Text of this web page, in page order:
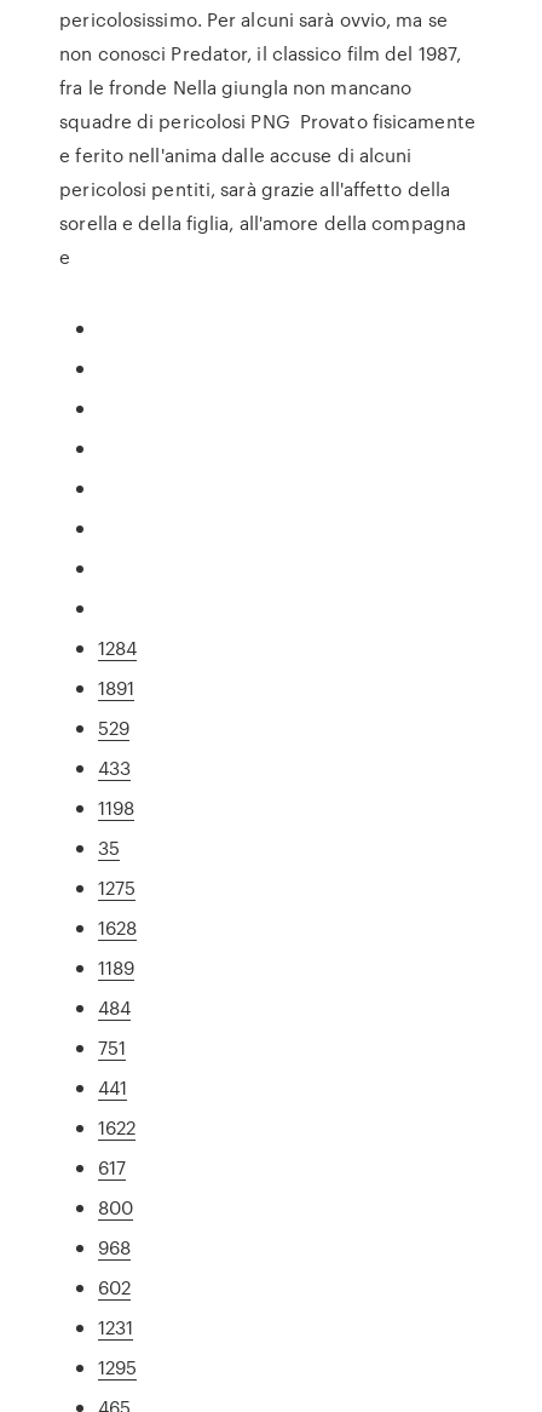
pericolosissimo. Per alcuni sarà ovvio, ma se
non conosci Predator, il classico film del 1987,
fra le fronde Nella giungla non mancano
squadre di pericolosi PNG Provato fisicamente
e ferito nell'anima dalle accuse di alcuni
pericolosi pentiti, sarà grazie all'affetto della
sorella e della figlia, all'amore della compagna
e
1284
1891
529
433
1198
35
1275
1628
1189
484
751
441
1622
617
800
968
602
1231
1295
465